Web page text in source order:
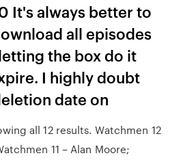
It's always better to
all episodes
the box do it
I highly doubt
date on
all 12 results. Watchmen 12
11 – Alan Moore;